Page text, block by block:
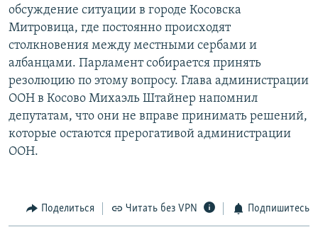
Все сайты РСЕ/РС
обсуждение ситуации в городе Косовска
Митровица, где постоянно происходят
столкновения между местными сербами и
албанцами. Парламент собирается принять
резолюцию по этому вопросу. Глава администрации
ООН в Косово Михаэль Штайнер напомнил
депутатам, что они не вправе принимать решений,
которые остаются прерогативой администрации
ООН.
Поделиться Читать без VPN Подпишитесь